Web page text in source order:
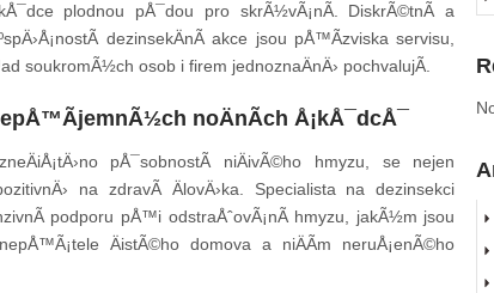
plodnou pÅ¯dou pro skrÃ½vÃ¡nÃ­. DiskrÃ©tnÃ­ a
dezinsekÄnÃ­ akce jsou pÅ™Ã­zviska servisu,
soukromÃ½ch osob i firem jednoznaÄnÄ› pochvalujÃ­.
noÄnÃ­ch Å¡kÅ¯dcÅ¯
pÅ¯sobnostÃ­ niÄivÃ©ho hmyzu, se nejen
na zdravÃ­ ÄlovÄ›ka. Specialista na dezinsekci
podporu pÅ™i odstraÅˆovÃ¡nÃ­ hmyzu, jakÃ½m jsou
ÄistÃ©ho domova a niÄÃ­m neruÅ¡enÃ©ho